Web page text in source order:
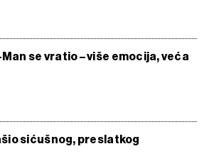
se vratio – više emocija, veća
sićušnog, preslatkog